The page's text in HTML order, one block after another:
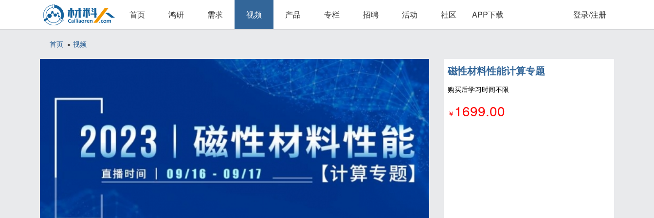
首页 鸿研 需求 视频 产品 专栏 招聘 活动 社区 APP下载 登录/注册
首页 » 视频
磁性材料性能计算专题
购买后学习时间不限
￥ 1699.00